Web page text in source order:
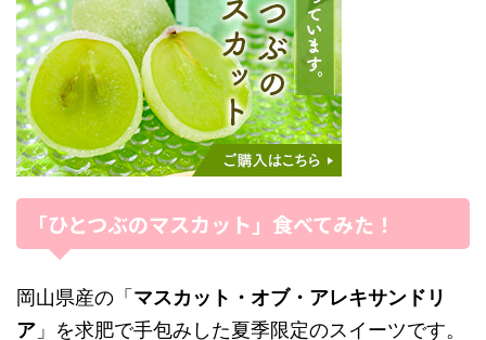
「ひとつぶのマスカット」食べてみた！
岡山県産の「 マスカット・オブ・アレキサンドリ
ア 」を求肥で手包みした夏季限定のスイーツです。